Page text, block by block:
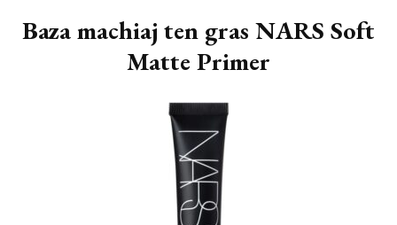
Baza machiaj ten gras NARS Soft
Matte Primer